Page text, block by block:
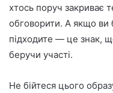
хтось поруч закриває
обговорити. А якщо ви
підходите — це знак,
беручи участі.
Не бійтеся цього